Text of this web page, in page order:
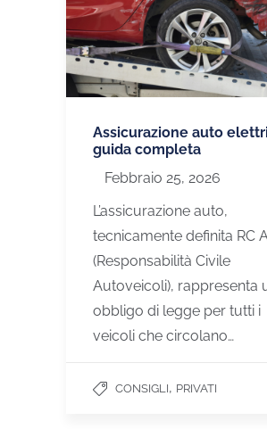
Assicurazione auto
guida completa
Febbraio 25, 2026
L’assicurazione auto,
tecnicamente definita RC
(Responsabilità Civile
Autoveicoli), rappresenta
obbligo di legge per tutti i
veicoli che circolano…
CONSIGLI, PRIVATI